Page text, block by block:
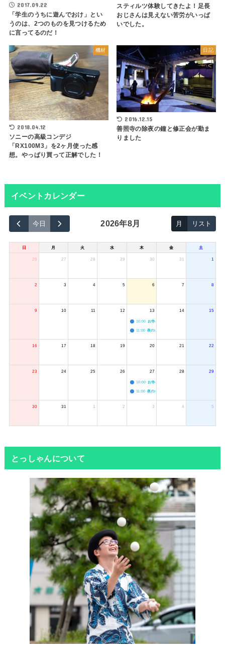
2017.09.22
「学生のうちに遊んでおけ」とい
うのは、2つのものを見つけるため
に言ってるのだ！
スティルツ体験してきたよ！足長
おじさんは見えない苦労がいっぱ
いでした。
機材
2018.04.12
ソニーの高級コンデジ
「RX100M3」を2ヶ月使った感
想。やっぱり買って正解でした！
日記
2016.12.15
善照寺の除夜の鐘と修正会が勤ま
りました
イベントカレンダー
今日 2026年8月 月 リスト
日 月 火 水 木 金 土
26 27 28 29 30 31 1
2 3 4 5 6 7 8
9 10 11 12 13
10:00 お寺のジャグリング教室
11:00 夜のボードゲーム会
14 15
16 17 18 19 20 21 22
23 24 25 26 27
10:00 お寺のジャグリング教室
11:00 夜のボードゲーム会
28 29
30 31 1 2 3 4 5
とっしゃんについて